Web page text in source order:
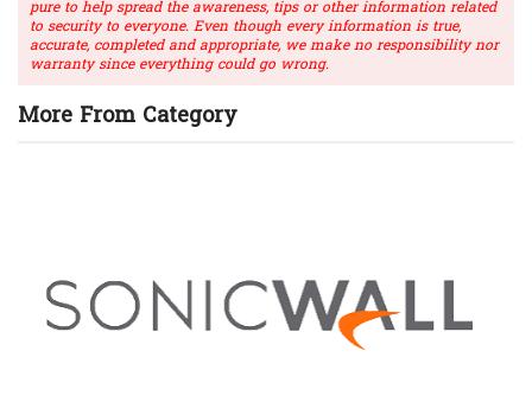
pure to help spread the awareness, tips or other information related
to security to everyone. Even though every information is true,
accurate, completed and appropriate, we make no responsibility nor
warranty since everything could go wrong.
More From Category